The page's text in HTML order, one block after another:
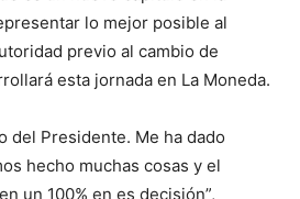
lo mejor posible al
previo al cambio de
esta jornada en La Moneda.
del Presidente. Me ha dado
hecho muchas cosas y el
un 100% en es decisión”,